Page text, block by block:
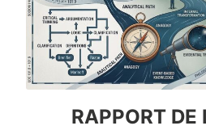
RAPPORT DE